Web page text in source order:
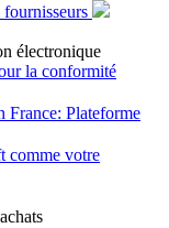
électronique
la conformité
France: Plateforme
comme votre